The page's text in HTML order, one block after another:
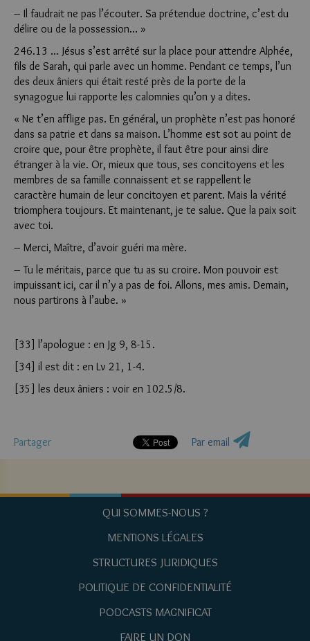
– Il faudrait ne pas l’écouter. Sa prétendue doctrine, c’est du
délire ou de la possession… »
246.13 … Jésus s’est arrêté sur la place pour attendre Alphée,
fils de Sarah, qui parle avec un homme. Pendant ce temps, l’un
des deux âniers qui était resté près de la porte de la
synagogue lui rapporte les calomnies qu’on y a dites.
« Ne t’en afflige pas. En général, un prophète n’est pas honoré
dans sa patrie et dans sa maison. L’homme est sot au point de
croire que, pour être prophète, il faut être pour ainsi dire
étranger à la vie. Or, mieux que tous, ses concitoyens et les
membres de sa famille connaissent et se rappellent le
caractère humain de leur concitoyen et parent. Mais la vérité
triomphera toujours. Et maintenant, je te salue. Que la paix soit
avec toi.
– Merci, Maître, d’avoir guéri ma mère.
– Tu le méritais, parce que tu as su croire. Mon pouvoir est
impuissant ici, car il n’y a pas de foi. Allons, mes amis. Demain,
nous partirons à l’aube. »
[33] l’apologue : en Jg 9, 8-15.
[34] il est dit : en Lv 21, 1-4.
[35] les deux âniers : voir en 102.5/8.
Partager Par email
QUI SOMMES-NOUS ?
MENTIONS LÉGALES
STRUCTURES JURIDIQUES
POLITIQUE DE CONFIDENTIALITÉ
PODCASTS MAGNIFICAT
FAIRE UN DON